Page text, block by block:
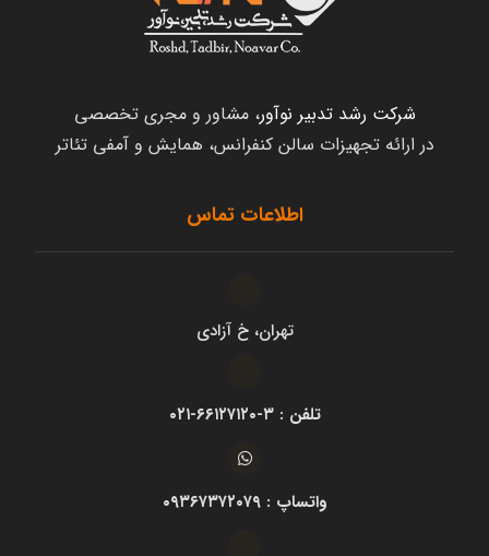
شرکت رشد تدبیر نوآور، مشاور و مجری تخصصی
در ارائه تجهیزات سالن کنفرانس، همایش و آمفی تئاتر
اطلاعات تماس
تهران، خ آزادی
تلفن : ۳-۶۶۱۲۷۱۲۰-۰۲۱
واتساپ : ۰۹۳۶۷۳۷۲۰۷۹